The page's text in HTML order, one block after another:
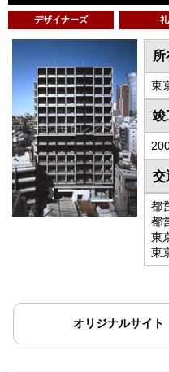
デザイナーズ
東
竣
交
都
都
東
東
オリジナルサイト